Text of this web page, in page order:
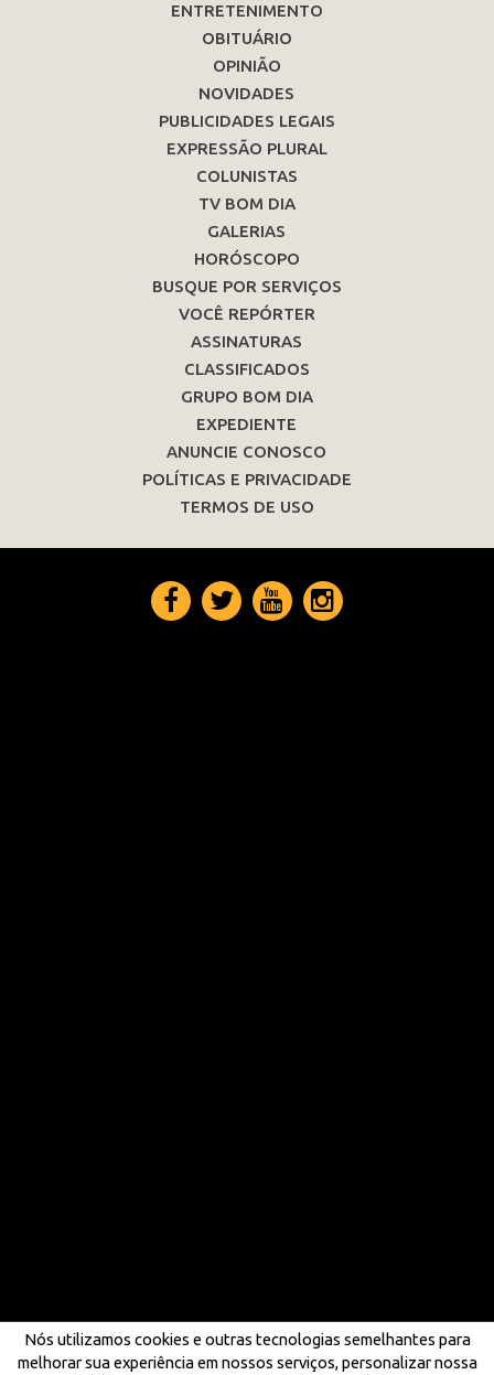
ENTRETENIMENTO
OBITUÁRIO
OPINIÃO
NOVIDADES
PUBLICIDADES LEGAIS
EXPRESSÃO PLURAL
COLUNISTAS
TV BOM DIA
GALERIAS
HORÓSCOPO
BUSQUE POR SERVIÇOS
VOCÊ REPÓRTER
ASSINATURAS
CLASSIFICADOS
GRUPO BOM DIA
EXPEDIENTE
ANUNCIE CONOSCO
POLÍTICAS E PRIVACIDADE
TERMOS DE USO
Nós utilizamos cookies e outras tecnologias semelhantes para
melhorar sua experiência em nossos serviços, personalizar nossa